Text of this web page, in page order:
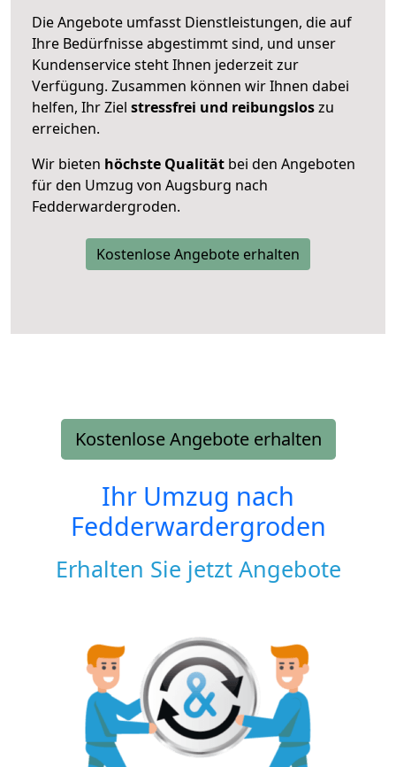
Die Angebote umfasst Dienstleistungen, die auf
Ihre Bedürfnisse abgestimmt sind, und unser
Kundenservice steht Ihnen jederzeit zur
Verfügung. Zusammen können wir Ihnen dabei
helfen, Ihr Ziel stressfrei und reibungsloszu
erreichen.
Wir bieten höchste Qualität bei den Angeboten
für den Umzug von Augsburg nach
Fedderwardergroden.
Kostenlose Angebote erhalten
Kostenlose Angebote erhalten
Ihr Umzug nach
Fedderwardergroden
Erhalten Sie jetzt Angebote